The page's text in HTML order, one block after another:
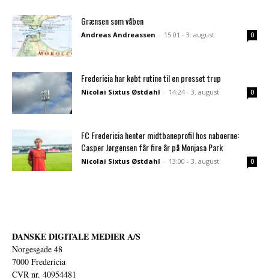
Grænsen som våben
Andreas Andreassen - 15:01 - 3. august 0
Fredericia har købt rutine til en presset trup
Nicolai Sixtus Østdahl - 14:24 - 3. august 0
FC Fredericia henter midtbaneprofil hos naboerne:
Casper Jørgensen får fire år på Monjasa Park
Nicolai Sixtus Østdahl - 13:00 - 3. august 0
DANSKE DIGITALE MEDIER A/S
Norgesgade 48
7000 Fredericia
CVR nr. 40954481